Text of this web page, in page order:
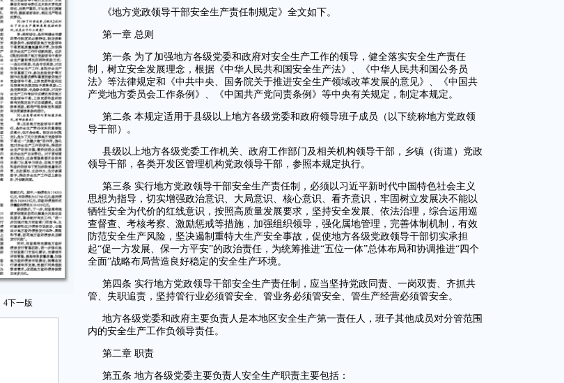
4下一版
《地方党政领导干部安全生产责任制规定》全文如下。
第一章 总则
第一条 为了加强地方各级党委和政府对安全生产工作的领导，健全落实安全生产责任
制，树立安全发展理念，根据《中华人民共和国安全生产法》、《中华人民共和国公务员
法》等法律规定和《中共中央、国务院关于推进安全生产领域改革发展的意见》、《中国共
产党地方委员会工作条例》、《中国共产党问责条例》等中央有关规定，制定本规定。
第二条 本规定适用于县级以上地方各级党委和政府领导班子成员（以下统称地方党政领
导干部）。
县级以上地方各级党委工作机关、政府工作部门及相关机构领导干部，乡镇（街道）党政
领导干部，各类开发区管理机构党政领导干部，参照本规定执行。
第三条 实行地方党政领导干部安全生产责任制，必须以习近平新时代中国特色社会主义
思想为指导，切实增强政治意识、大局意识、核心意识、看齐意识，牢固树立发展决不能以
牺牲安全为代价的红线意识，按照高质量发展要求，坚持安全发展、依法治理，综合运用巡
查督查、考核考察、激励惩戒等措施，加强组织领导，强化属地管理，完善体制机制，有效
防范安全生产风险，坚决遏制重特大生产安全事故，促使地方各级党政领导干部切实承担
起“促一方发展、保一方平安”的政治责任，为统筹推进“五位一体”总体布局和协调推进“四个
全面”战略布局营造良好稳定的安全生产环境。
第四条 实行地方党政领导干部安全生产责任制，应当坚持党政同责、一岗双责、齐抓共
管、失职追责，坚持管行业必须管安全、管业务必须管安全、管生产经营必须管安全。
地方各级党委和政府主要负责人是本地区安全生产第一责任人，班子其他成员对分管范围
内的安全生产工作负领导责任。
第二章 职责
第五条 地方各级党委主要负责人安全生产职责主要包括：